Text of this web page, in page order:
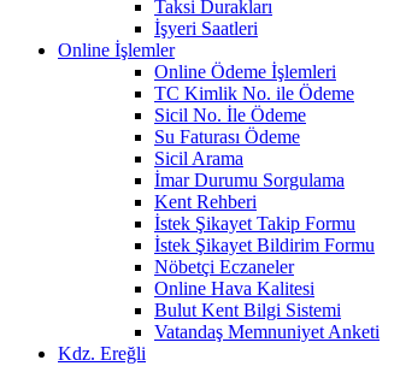
Taksi Durakları
İşyeri Saatleri
Online İşlemler
Online Ödeme İşlemleri
TC Kimlik No. ile Ödeme
Sicil No. İle Ödeme
Su Faturası Ödeme
Sicil Arama
İmar Durumu Sorgulama
Kent Rehberi
İstek Şikayet Takip Formu
İstek Şikayet Bildirim Formu
Nöbetçi Eczaneler
Online Hava Kalitesi
Bulut Kent Bilgi Sistemi
Vatandaş Memnuniyet Anketi
Kdz. Ereğli